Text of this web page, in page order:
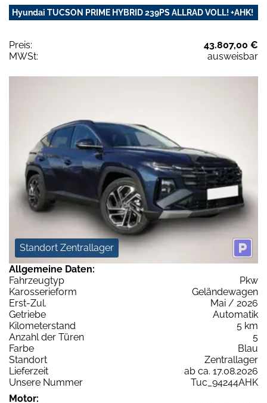
Hyundai TUCSON PRIME HYBRID 239PS ALLRAD VOLL! +AHK!
Preis:
43.807,00 €
MWSt:
ausweisbar
Standort Zentrallager
Allgemeine Daten:
Fahrzeugtyp
Pkw
Karosserieform
Geländewagen
Erst-Zul.
Mai / 2026
Getriebe
Automatik
Kilometerstand
5 km
Anzahl der Türen
5
Farbe
Blau
Standort
Zentrallager
Lieferzeit
ab ca. 17.08.2026
Unsere Nummer
Tuc_94244AHK
Motor: